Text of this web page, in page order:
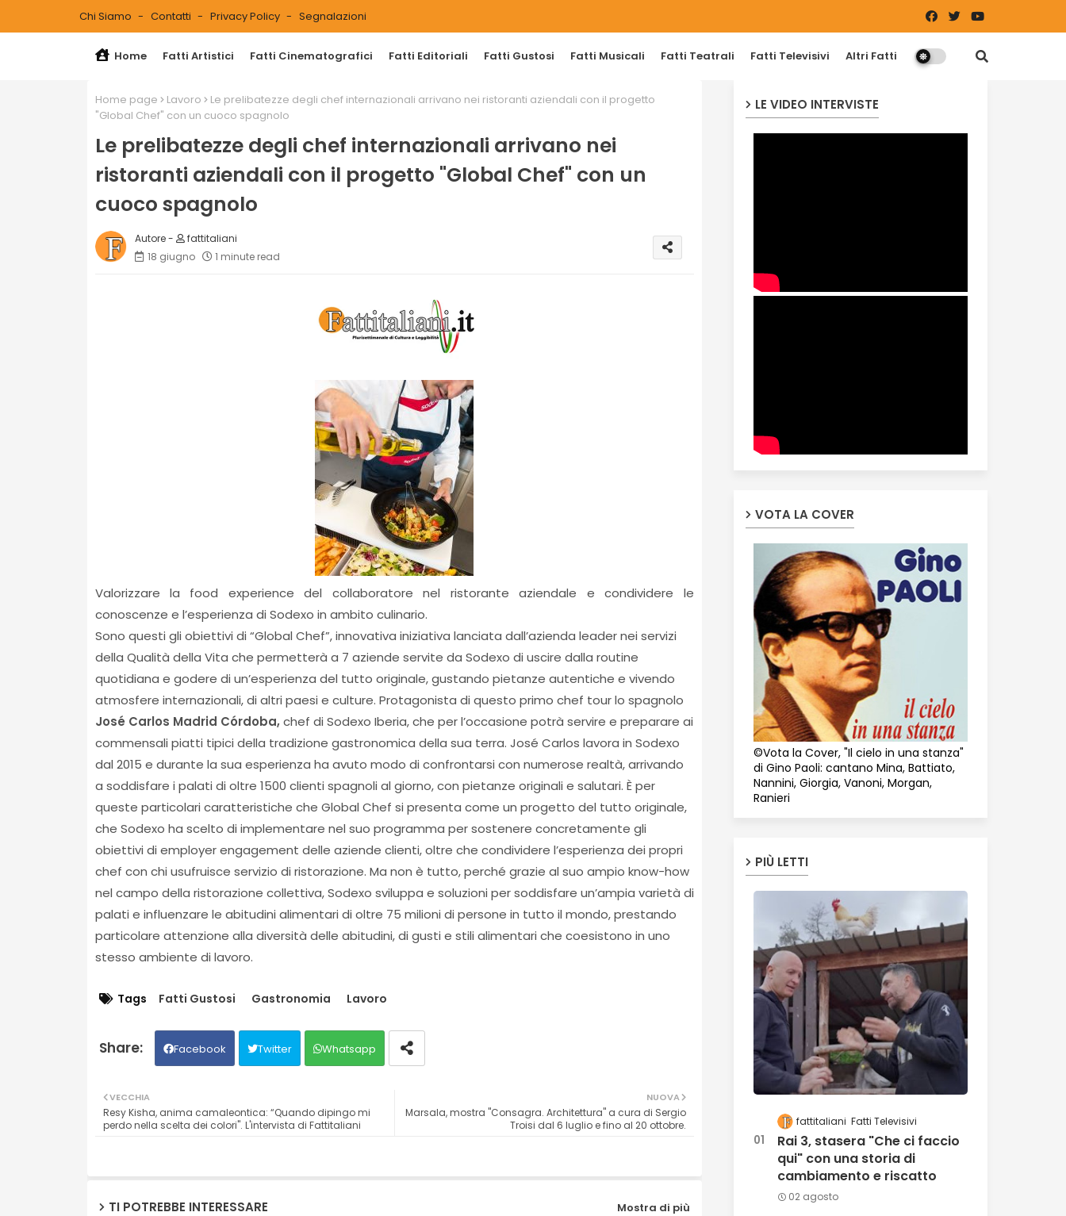
Chi Siamo Contatti Privacy Policy Segnalazioni
Home Fatti Artistici Fatti Cinematografici Fatti Editoriali Fatti Gustosi Fatti Musicali Fatti Teatrali Fatti Televisivi Altri Fatti
Home page Lavoro
Le prelibatezze degli chef internazionali arrivano nei ristoranti aziendali con il progetto
"Global Chef" con un cuoco spagnolo
Le prelibatezze degli chef internazionali arrivano nei
ristoranti aziendali con il progetto "Global Chef" con un
cuoco spagnolo
fattitaliani
18 giugno
1 minute read
Valorizzare la food experience del collaboratore nel ristorante aziendale e condividere le
conoscenze e l’esperienza di Sodexo in ambito culinario.
Sono questi gli obiettivi di “Global Chef”, innovativa iniziativa lanciata dall’azienda leader nei servizi
della Qualità della Vita che permetterà a 7 aziende servite da Sodexo di uscire dalla routine
quotidiana e godere di un’esperienza del tutto originale, gustando pietanze autentiche e vivendo
atmosfere internazionali, di altri paesi e culture. Protagonista di questo primo chef tour lo spagnolo
José Carlos Madrid Córdoba,chef di Sodexo Iberia, che per l’occasione potrà servire e preparare ai
commensali piatti tipici della tradizione gastronomica della sua terra. José Carlos lavora in Sodexo
dal 2015 e durante la sua esperienza ha avuto modo di confrontarsi con numerose realtà, arrivando
a soddisfare i palati di oltre 1500 clienti spagnoli al giorno, con pietanze originali e salutari. È per
queste particolari caratteristiche che Global Chef si presenta come un progetto del tutto originale,
che Sodexo ha scelto di implementare nel suo programma per sostenere concretamente gli
obiettivi di employer engagement delle aziende clienti, oltre che condividere l’esperienza dei propri
chef con chi usufruisce servizio di ristorazione. Ma non è tutto, perché grazie al suo ampio know-how
nel campo della ristorazione collettiva, Sodexo sviluppa e soluzioni per soddisfare un’ampia varietà di
palati e influenzare le abitudini alimentari di oltre 75 milioni di persone in tutto il mondo, prestando
particolare attenzione alla diversità delle abitudini, di gusti e stili alimentari che coesistono in uno
stesso ambiente di lavoro.
Tags Fatti Gustosi Gastronomia Lavoro
Facebook Twitter Whatsapp
NUOVA
Marsala, mostra "Consagra. Architettura" a cura di Sergio
Troisi dal 6 luglio e fino al 20 ottobre.
VECCHIA
Resy Kisha, anima camaleontica: “Quando dipingo mi
perdo nella scelta dei colori". L'intervista di Fattitaliani
TI POTREBBE INTERESSARE Mostra di più
LE VIDEO INTERVISTE
VOTA LA COVER
©Vota la Cover, "Il cielo in una stanza"
di Gino Paoli: cantano Mina, Battiato,
Nannini, Giorgia, Vanoni, Morgan,
Ranieri
PIÙ LETTI
fattitaliani Fatti Televisivi
Rai 3, stasera "Che ci faccio
qui" con una storia di
cambiamento e riscatto
02 agosto